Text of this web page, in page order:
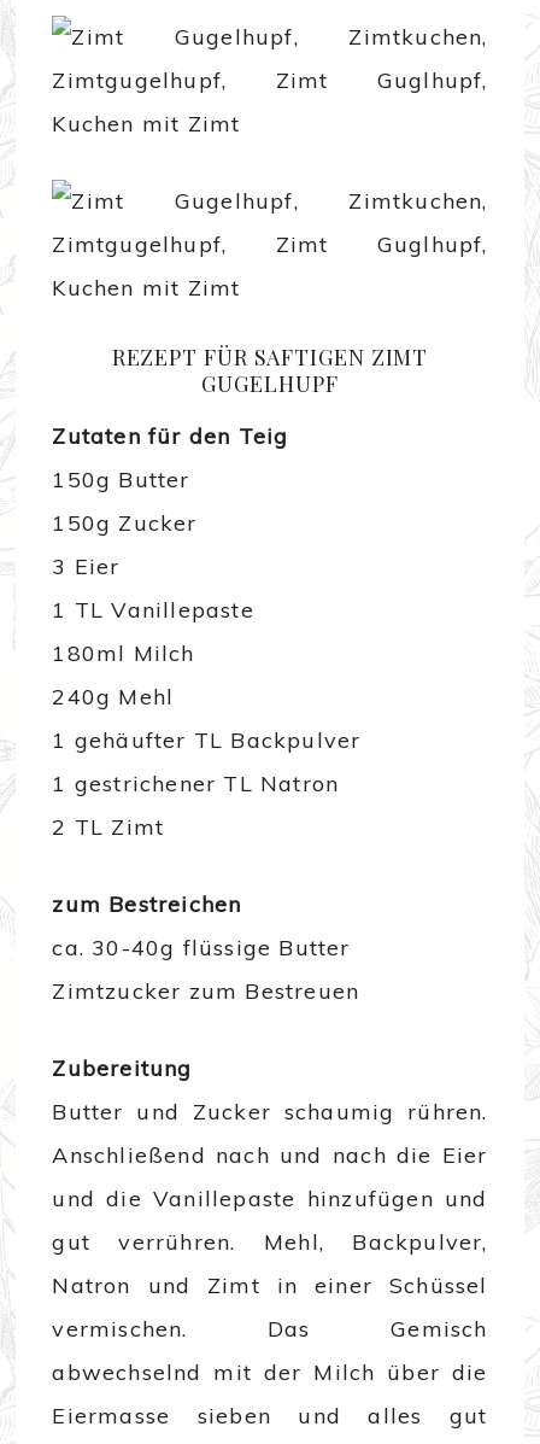
REZEPT FÜR SAFTIGEN ZIMT
GUGELHUPF
Zutaten für den Teig
150g Butter
150g Zucker
3 Eier
1 TL Vanillepaste
180ml Milch
240g Mehl
1 gehäufter TL Backpulver
1 gestrichener TL Natron
2 TL Zimt
zum Bestreichen
ca. 30-40g flüssige Butter
Zimtzucker zum Bestreuen
Zubereitung
Butter und Zucker schaumig rühren.
Anschließend nach und nach die Eier
und die Vanillepaste hinzufügen und
gut verrühren. Mehl, Backpulver,
Natron und Zimt in einer Schüssel
vermischen. Das Gemisch
abwechselnd mit der Milch über die
Eiermasse sieben und alles gut